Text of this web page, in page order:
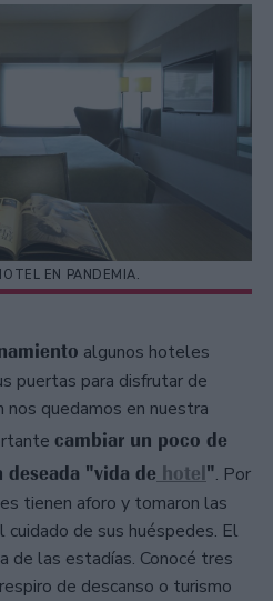
EN PANDEMIA.
algunos hoteles
puertas para disfrutar de
nos quedamos en nuestra
cambiar un poco de
"vida de hotel". Por
tienen aforo y tomaron las
cuidado de sus huéspedes. El
de las estadías. Conocé tres
de descanso o turismo